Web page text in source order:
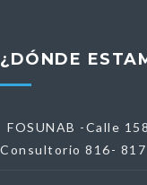
¿DÓNDE
FOSUNAB -Calle
Consultorio 816- 817